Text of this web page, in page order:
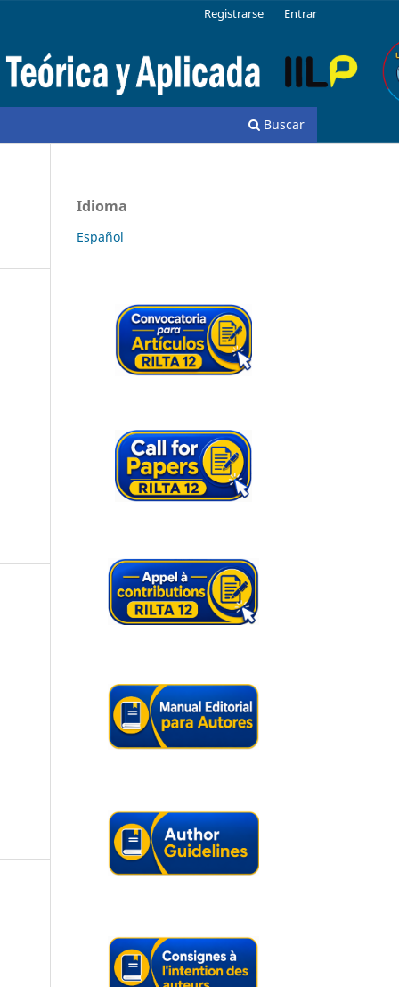
Buscar
Registrarse Entrar
Idioma
Español